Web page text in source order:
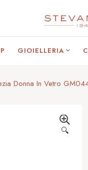
GIOIELLERIA
Donna In Vetro
🔍